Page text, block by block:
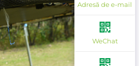
Adresă de e-mail
WeChat